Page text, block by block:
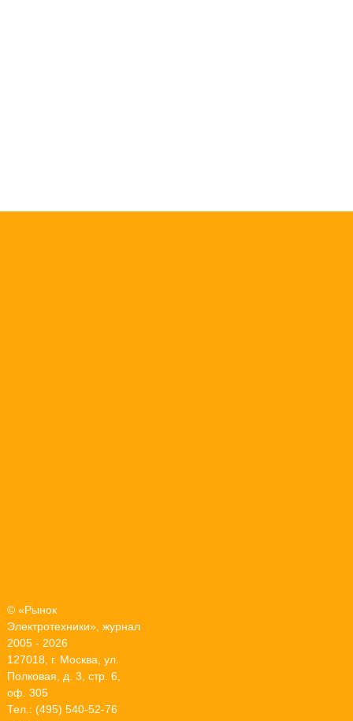
© «Рынок
Электротехники», журнал
2005 - 2026
127018, г. Москва, ул.
Полковая, д. 3, стр. 6,
оф. 305
Тел.: (495) 540-52-76